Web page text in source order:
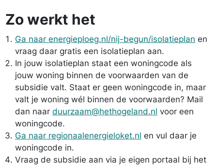
Zo werkt het
Ga naar energieploeg.nl/nij-begun/isolatieplan en
vraag daar gratis een isolatieplan aan.
In jouw isolatieplan staat een woningcode als
jouw woning binnen de voorwaarden van de
subsidie valt. Staat er geen woningcode in, maar
valt je woning wél binnen de voorwaarden? Mail
dan naar duurzaam@hethogeland.nl voor een
woningcode.
Ga naar regionaalenergieloket.nl en vul daar je
woningcode in.
Vraag de subsidie aan via je eigen portaal bij het